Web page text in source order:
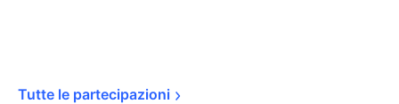
Tutte le partecipazioni